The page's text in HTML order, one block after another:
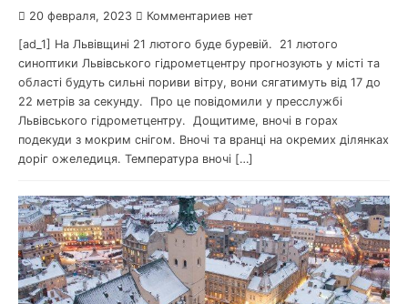
20 февраля, 2023 Комментариев нет
[ad_1] На Львівщині 21 лютого буде буревій. 21 лютого
синоптики Львівського гідрометцентру прогнозують у місті та
області будуть сильні пориви вітру, вони сягатимуть від 17 до
22 метрів за секунду. Про це повідомили у пресслужбі
Львівського гідрометцентру. Дощитиме, вночі в горах
подекуди з мокрим снігом. Вночі та вранці на окремих ділянках
доріг ожеледиця. Температура вночі […]